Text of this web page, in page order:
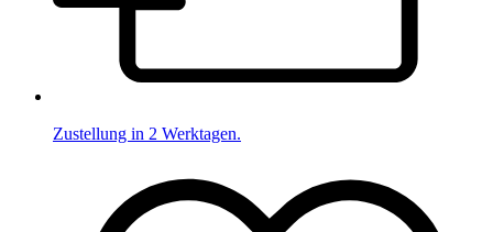
Zustellung in 2 Werktagen.